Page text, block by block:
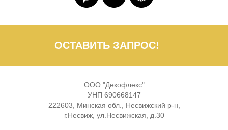
ОСТАВИТЬ ЗАПРОС!
ООО "Декофлекс"
УНП 690668147
222603, Минская обл., Несвижский р-н,
г.Несвиж, ул.Несвижская, д.30